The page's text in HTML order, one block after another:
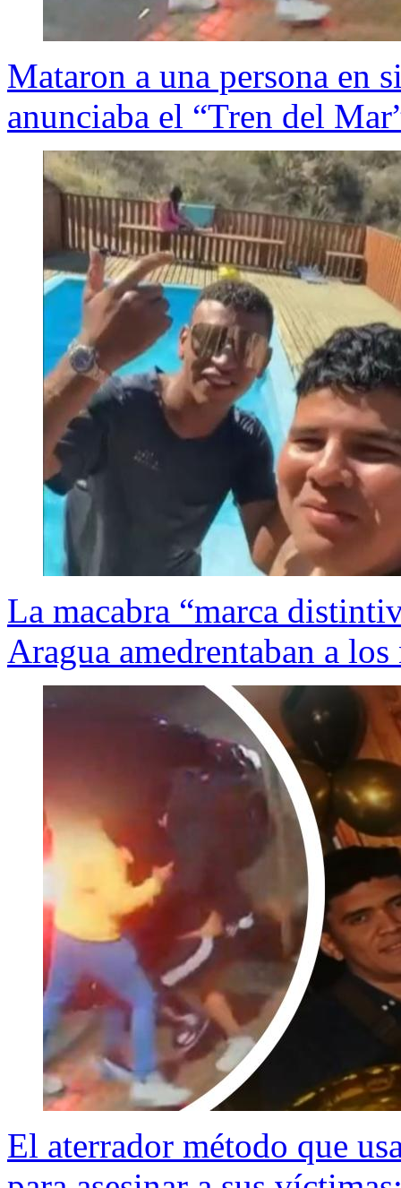
Mataron a una persona en
anunciaba el “Tren del
La macabra “marca
Aragua amedrentaban a
El aterrador método que